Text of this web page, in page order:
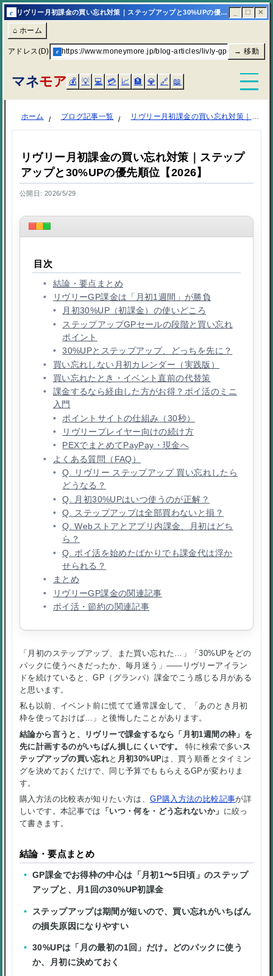
e リヴリー月初課金の買い忘れ対策｜ステップアップと30%UPの優先順位【2026】 | マネモア ☐ ✕
⌂ ホーム
アドレス(D) e https://www.moneymore.jp/blog-articles/livly-gp-monthly-
→ 移動
マネモア 💰 💡 💻 💳 📈 🏦 💎 🔗 📖
ホーム ブログ記事一覧 リヴリー月初課金の買い忘れ対策｜ステップアップと30%UPの優先順位【2026】
リヴリー月初課金の買い忘れ対策｜ステップ
アップと30%UPの優先順位【2026】
公開日: 2026/5/29
目次
結論・要点まとめ
リヴリーGP課金は「月初1週間」が勝負
月初30%UP（初課金）の使いどころ
ステップアップGPセールの段階と買い忘れ
ポイント
30%UPとステップアップ、どっちを先に？
買い忘れしない月初カレンダー（実践版）
買い忘れたとき・イベント直前の代替策
課金するなら経由した方がお得？ポイ活のミニ
入門
ポイントサイトの仕組み（30秒）
リヴリープレイヤー向けの続け方
PEXでまとめてPayPay・現金へ
よくある質問（FAQ）
Q. リヴリー ステップアップ 買い忘れしたら
どうなる？
Q. 月初30%UPはいつ使うのが正解？
Q. ステップアップは全部買わないと損？
Q. Webストアとアプリ内課金、月初はどち
ら？
Q. ポイ活を始めたばかりでも課金代は浮か
せられる？
まとめ
リヴリーGP課金の関連記事
ポイ活・節約の関連記事
「月初のステップアップ、また買い忘れた…」「30%UPをどの
パックに使うべきだったか、毎月迷う」——リヴリーアイラン
ドを続けていると、GP（グランパ）課金でこう感じる月がある
と思います。
私も以前、イベント前に慌てて通常課金して、「あのとき月初
枠を使っておけば…」と後悔したことがあります。
結論から言うと、リヴリーで課金するなら「月初1週間の枠」を
先に計画するのがいちばん損しにくいです。
特に検索で多い ス
テップアップの買い忘れと 月初30%UPは、買う順番とタイミン
グを決めておくだけで、同じ予算でももらえるGPが変わりま
す。
購入方法の比較表が知りたい方は、GP購入方法の比較記事が詳
しいです。本記事では 「いつ・何を・どう忘れないか」 に絞っ
て書きます。
結論・要点まとめ
GP課金でお得枠の中心は「月初1〜5日頃」のステップ
アップと、月1回の30%UP初課金
ステップアップは期間が短いので、買い忘れがいちばん
の損失原因になりやすい
30%UPは「月の最初の1回」だけ。どのパックに使う
か、月初に決めておく